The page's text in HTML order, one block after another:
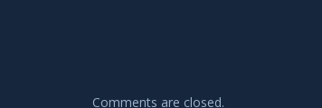
Comments are closed.